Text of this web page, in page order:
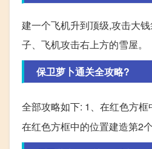
建一个飞机升到顶级,攻击大
子、飞机攻击右上方的雪屋。
保卫萝卜通关全攻略?
全部攻略如下: 1、在红色方
在红色方框中的位置建造第2个